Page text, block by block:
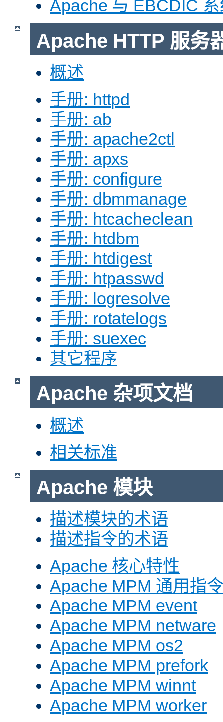
Apache 与 EBCDIC
Apache HTTP 服务
概述
手册: httpd
手册: ab
手册: apache2ctl
手册: apxs
手册: configure
手册: dbmmanage
手册: htcacheclean
手册: htdbm
手册: htdigest
手册: htpasswd
手册: logresolve
手册: rotatelogs
手册: suexec
其它程序
Apache 杂项文档
概述
相关标准
Apache 模块
描述模块的术语
描述指令的术语
Apache 核心特性
Apache MPM 通用指令
Apache MPM event
Apache MPM netware
Apache MPM os2
Apache MPM prefork
Apache MPM winnt
Apache MPM worker